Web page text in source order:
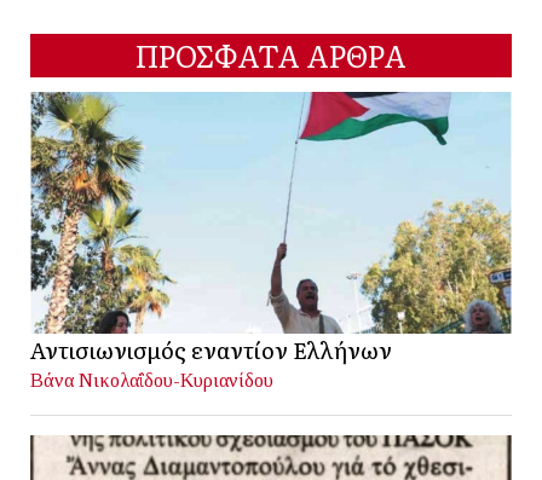
ΠΡΟΣΦΑΤΑ ΑΡΘΡΑ
Αντισιωνισμός εναντίον Ελλήνων
Βάνα Νικολαΐδου-Κυριανίδου